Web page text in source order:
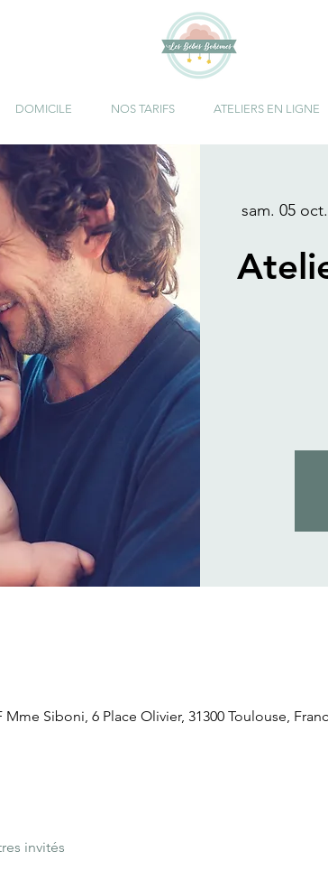
DOMICILE NOS TARIFS ATELIERS EN LIGNE
sam. 05 oct.
Mme Siboni, 6 Place Olivier, 31300 Toulouse,
invités